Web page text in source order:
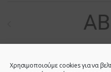
Χρησιμοποιούμε cookies για να